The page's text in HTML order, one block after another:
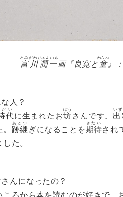
富川潤一
とみがわじゅんいち
画『良寛と 童
わらべ
』
人？
代
い
に生まれたお坊
ぼう
さんです。 出
いず
跡継
あとつ
ぎになることを期待
きたい
され
た。
んになったの？
ろから本を読むのが好きで、